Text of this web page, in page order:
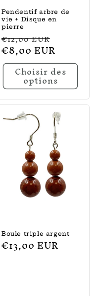
Pendentif arbre de
vie + Disque en
pierre
Prix
habituel
€12,00 EUR
€8,00 EUR
Choisir des
options
Boule triple argent
Prix
habituel
€13,00 EUR